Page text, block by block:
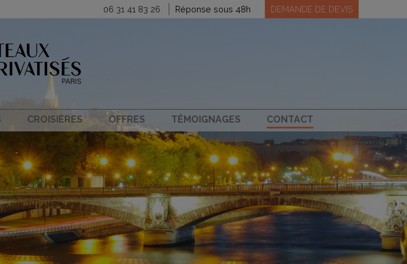
06 31 41 83 26 Réponse sous 48h DEMANDE DE DEVIS
CROISIÈRES OFFRES TÉMOIGNAGES CONTACT